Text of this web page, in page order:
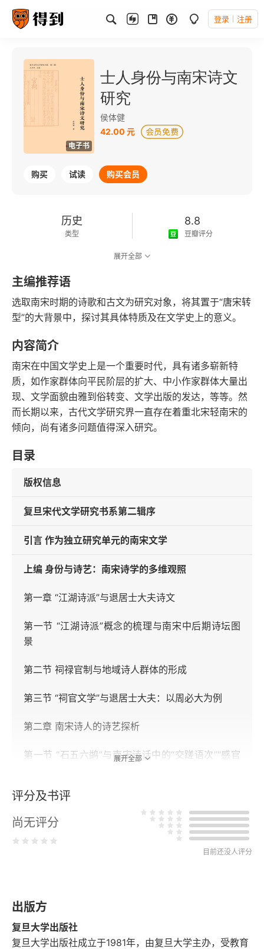
登录 注册
电子书
士人身份与南宋诗文
研究
侯体健
42.00 元
购买 试读 购买会员
历史
类型
8.8
豆瓣评分
2018-10-01
发行日期
展开全部
主编推荐语
选取南宋时期的诗歌和古文为研究对象，将其置于“唐宋转
型”的大背景中，探讨其具体特质及在文学史上的意义。
内容简介
南宋在中国文学史上是一个重要时代，具有诸多崭新特
质，如作家群体向平民阶层的扩大、中小作家群体大量出
现、文学面貌由雅到俗转变、文学出版的发达，等等。然
而长期以来，古代文学研究界一直存在着重北宋轻南宋的
倾向，尚有诸多问题值得深入研究。
目录
版权信息
复旦宋代文学研究书系第二辑序
引言 作为独立研究单元的南宋文学
上编 身份与诗艺：南宋诗学的多维观照
第一章 “江湖诗派”与退居士大夫诗文
第一节 “江湖诗派”概念的梳理与南宋中后期诗坛图
景
第二节 祠禄官制与地域诗人群体的形成
第三节 “祠官文学”与退居士大夫：以周必大为例
第二章 南宋诗人的诗艺探析
第一节 “石五六鹢”与南宋诗话中的“交蹉语次”“感官
第二节 同题异流：刘克庄的梅花诗与梅花词
第三节 理学、气节与诗艺：钱锺书《容安馆札记》
批评许月卿发微
第一节 洪兴祖生平行履与《楚辞补注》的成书
第二节 互文性阐释：《楚辞补注》中的“以骚注骚”
展开全部
评分及书评
尚无评分
目前还没人评分
出版方
复旦大学出版社
复旦大学出版社成立于1981年，由复旦大学主办，受教育